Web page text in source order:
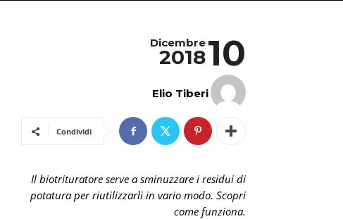
10
Dicembre
2018
Elio Tiberi
Condividi
Il biotrituratore serve a sminuzzare i residui di
potatura per riutilizzarli in vario modo. Scopri
come funziona.